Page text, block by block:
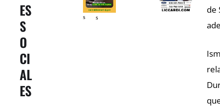
ES
S
O
CI
AL
ES
er
s
er
s
de